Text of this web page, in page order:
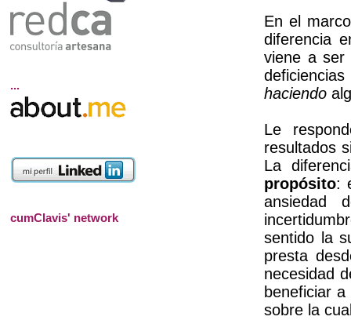
En el
diferencia
viene a ser
haciendo
Le
resultados
La
propósito:
ansiedad
sentido la
presta
necesidad
beneficiar
sobre la
...
cumClavis' network